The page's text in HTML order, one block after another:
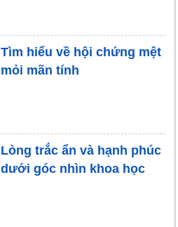
Tìm hiểu về hội chứng mệt
mỏi mãn tính
Lòng trắc ẩn và hạnh phúc
dưới góc nhìn khoa học